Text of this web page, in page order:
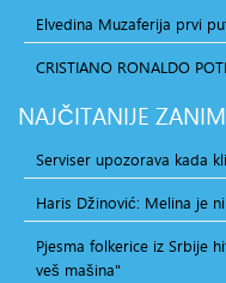
Elvedina Muzaferija prvi
CRISTIANO RONALDO
NAJČITANIJE
Serviser upozorava kada
Haris Džinović: Melina je
Pjesma folkerice iz Srbije
veš mašina"